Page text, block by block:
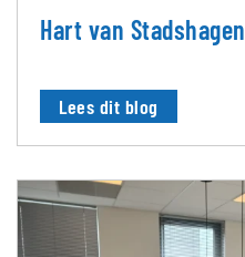
Hart van Stadshagen
Lees dit blog